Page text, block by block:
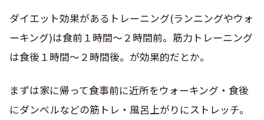
ダイエット効果があるトレーニング(ランニングやウォ
ーキング)は食前１時間～２時間前。筋力トレーニング
は食後１時間～２時間後。が効果的だとか。
まずは家に帰って食事前に近所をウォーキング・食後
にダンベルなどの筋トレ・風呂上がりにストレッチ。